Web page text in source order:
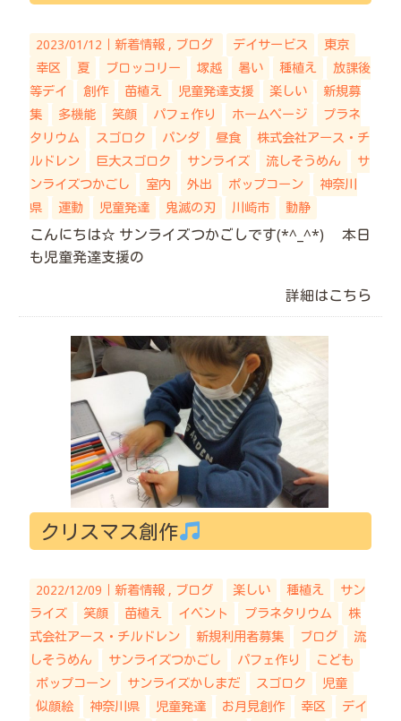
2023/01/12｜ 新着情報 ブログ デイサービス
東京
幸区
夏 ブロッコリー 塚越 暑い 種植え
放課後
等デイ
創作 苗植え 児童発達支援 楽しい
新規募
集
多機能 笑顔 パフェ作り ホームページ
プラネ
タリウム
スゴロク パンダ 昼食
株式会社アース・チ
ルドレン
巨大スゴロク サンライズ 流しそうめん
サ
ンライズつかごし
室内 外出 ポップコーン
神奈川
県
運動 児童発達 鬼滅の刃 川崎市 動静
こんにちは☆ サンライズつかごしです(*^_^*) 本日
も児童発達支援の
詳細はこちら
クリスマス創作
2022/12/09｜ 新着情報 ブログ 楽しい 種植え
サン
ライズ
笑顔 苗植え イベント プラネタリウム
株
式会社アース・チルドレン
新規利用者募集 ブログ
流
しそうめん
サンライズつかごし パフェ作り
こども
ポップコーン
サンライズかしまだ スゴロク
児童
似顔絵
神奈川県 児童発達 お月見創作 幸区
デイ